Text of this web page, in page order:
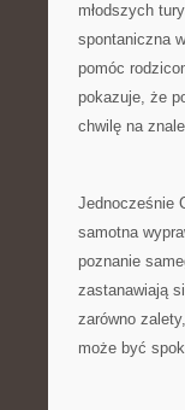
młodszych
spontaniczna
pomóc
pokazuje, że
chwilę na
Jednocześnie
samotna
poznanie
zastanawiają
zarówno
może być